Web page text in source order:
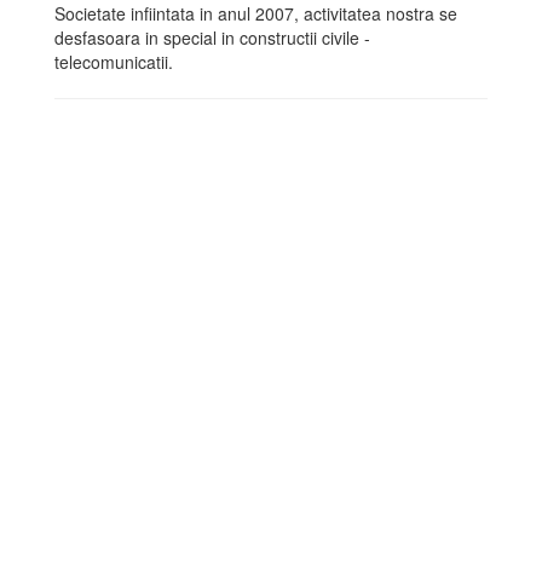
Societate infiintata in anul 2007, activitatea nostra se
desfasoara in special in constructii civile -
telecomunicatii.